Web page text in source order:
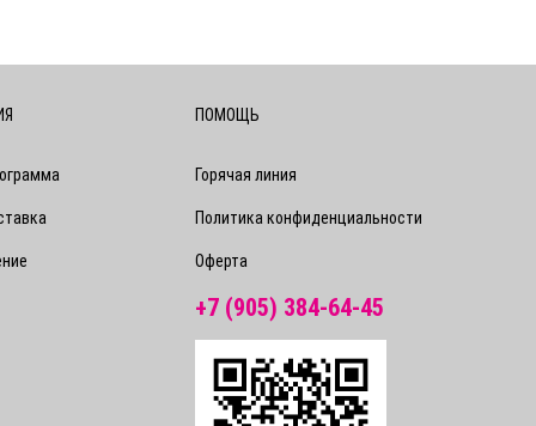
ПОМОЩЬ
Горячая линия
Политика конфиденциальности
Оферта
+7 (905) 384-64-45